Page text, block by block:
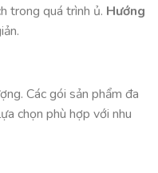
trong quá trình ủ. Hướng
Các gói sản phẩm đa
chọn phù hợp với nhu